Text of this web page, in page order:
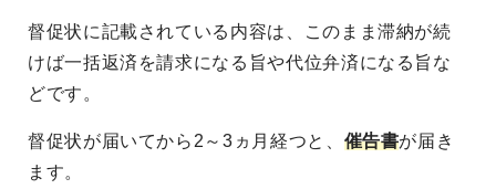
督促状に記載されている内容は、このまま滞納が続
けば一括返済を請求になる旨や代位弁済になる旨な
どです。
督促状が届いてから2～3ヵ月経つと、 催告書が届き
ます。